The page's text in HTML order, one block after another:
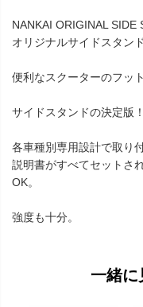
NANKAI ORIGINAL SIDE
オリジナルサイドスタン
便利なスクーターのフッ
サイドスタンドの決定版
各車種別専用設計で取り
説明書がすべてセットさ
OK。
強度も十分。
一緒に